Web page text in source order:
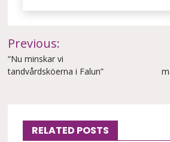
Previous:
“Nu minskar vi
tandvårdsköerna i Falun”
RELATED POSTS